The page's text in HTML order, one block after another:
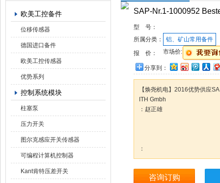
欧美工控备件
位移传感器
德国进口备件
欧美工控传感器
优势系列
控制系统模块
柱塞泵
压力开关
图尔克感应开关传感器
可编程计算机控制器
Kant肯特压差开关
SAP-Nr.1-1000952
型 号：
所属分类：
铝、矿山常用备件
报 价：
市场价:
分享到：
【焕尧机电】2016优势供应
ITH Gmbh
：赵正雄
：
咨询订购